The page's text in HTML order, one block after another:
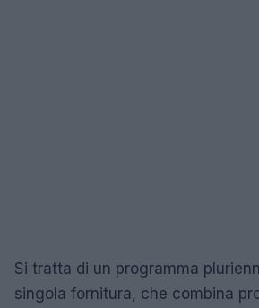
Si tratta di un programma
singola fornitura, che combina